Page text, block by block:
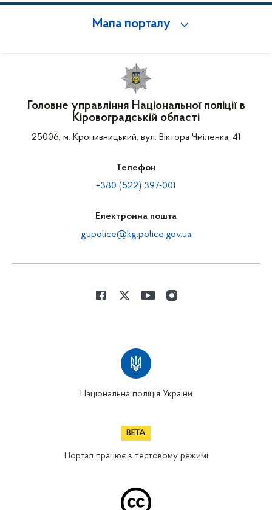
Мапа порталу
Головне управління Національної поліції в
Кіровоградській області
25006, м. Кропивницький, вул. Віктора Чміленка, 41
Телефон
+380 (522) 397-001
Електронна пошта
gupolice@kg.police.gov.ua
Національна поліція України
Портал працює в тестовому режимі